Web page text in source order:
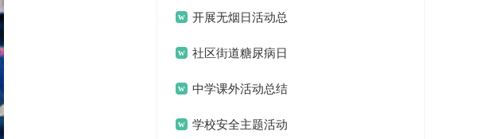
结 开展无烟日活动总
结 社区街道糖尿病日
活动总结
中学课外活动总结
学校安全主题活动